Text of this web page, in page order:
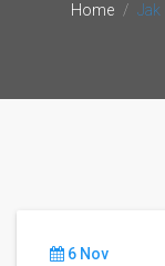
Home Jak
6 Nov